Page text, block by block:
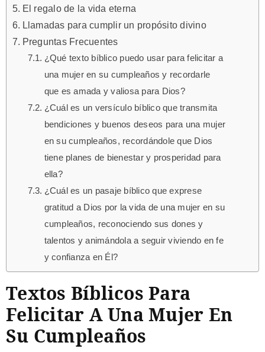
El regalo de la vida eterna
Llamadas para cumplir un propósito divino
Preguntas Frecuentes
¿Qué texto bíblico puedo usar para felicitar a
una mujer en su cumpleaños y recordarle
que es amada y valiosa para Dios?
¿Cuál es un versículo bíblico que transmita
bendiciones y buenos deseos para una mujer
en su cumpleaños, recordándole que Dios
tiene planes de bienestar y prosperidad para
ella?
¿Cuál es un pasaje bíblico que exprese
gratitud a Dios por la vida de una mujer en su
cumpleaños, reconociendo sus dones y
talentos y animándola a seguir viviendo en fe
y confianza en Él?
Textos Bíblicos Para
Felicitar A Una Mujer En
Su Cumpleaños